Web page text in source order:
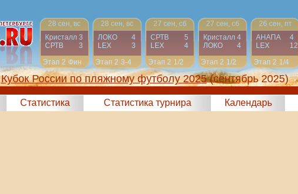
28 сен, вс
Кристалл 3
СРТВ
3
Этап 2 Фин
28 сен, вс
ЛОКО
4
LEX
3
Этап 2 3-4
27 сен, сб
СРТВ
5
LEX
4
Этап 2 1/2
27 сен, сб
Кристалл 4
ЛОКО
4
Этап 2 1/2
26 сен, пт
АНАПА
4
LEX
12
Этап 2 1/4
Кубок России по пляжному футболу 2025 (сентябрь 2025)
Статистика Статистика турнира Календарь